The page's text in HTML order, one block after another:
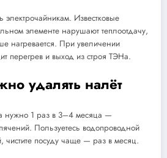
Известковые
элементе нарушают теплоотдачу,
нагревается. При увеличении
перегрев и выход из строя ТЭНа.
удалять налёт
нужно 1 раз в 3–4 месяца —
Пользуетесь водопроводной
чистите посуду чаще — раз в месяц.